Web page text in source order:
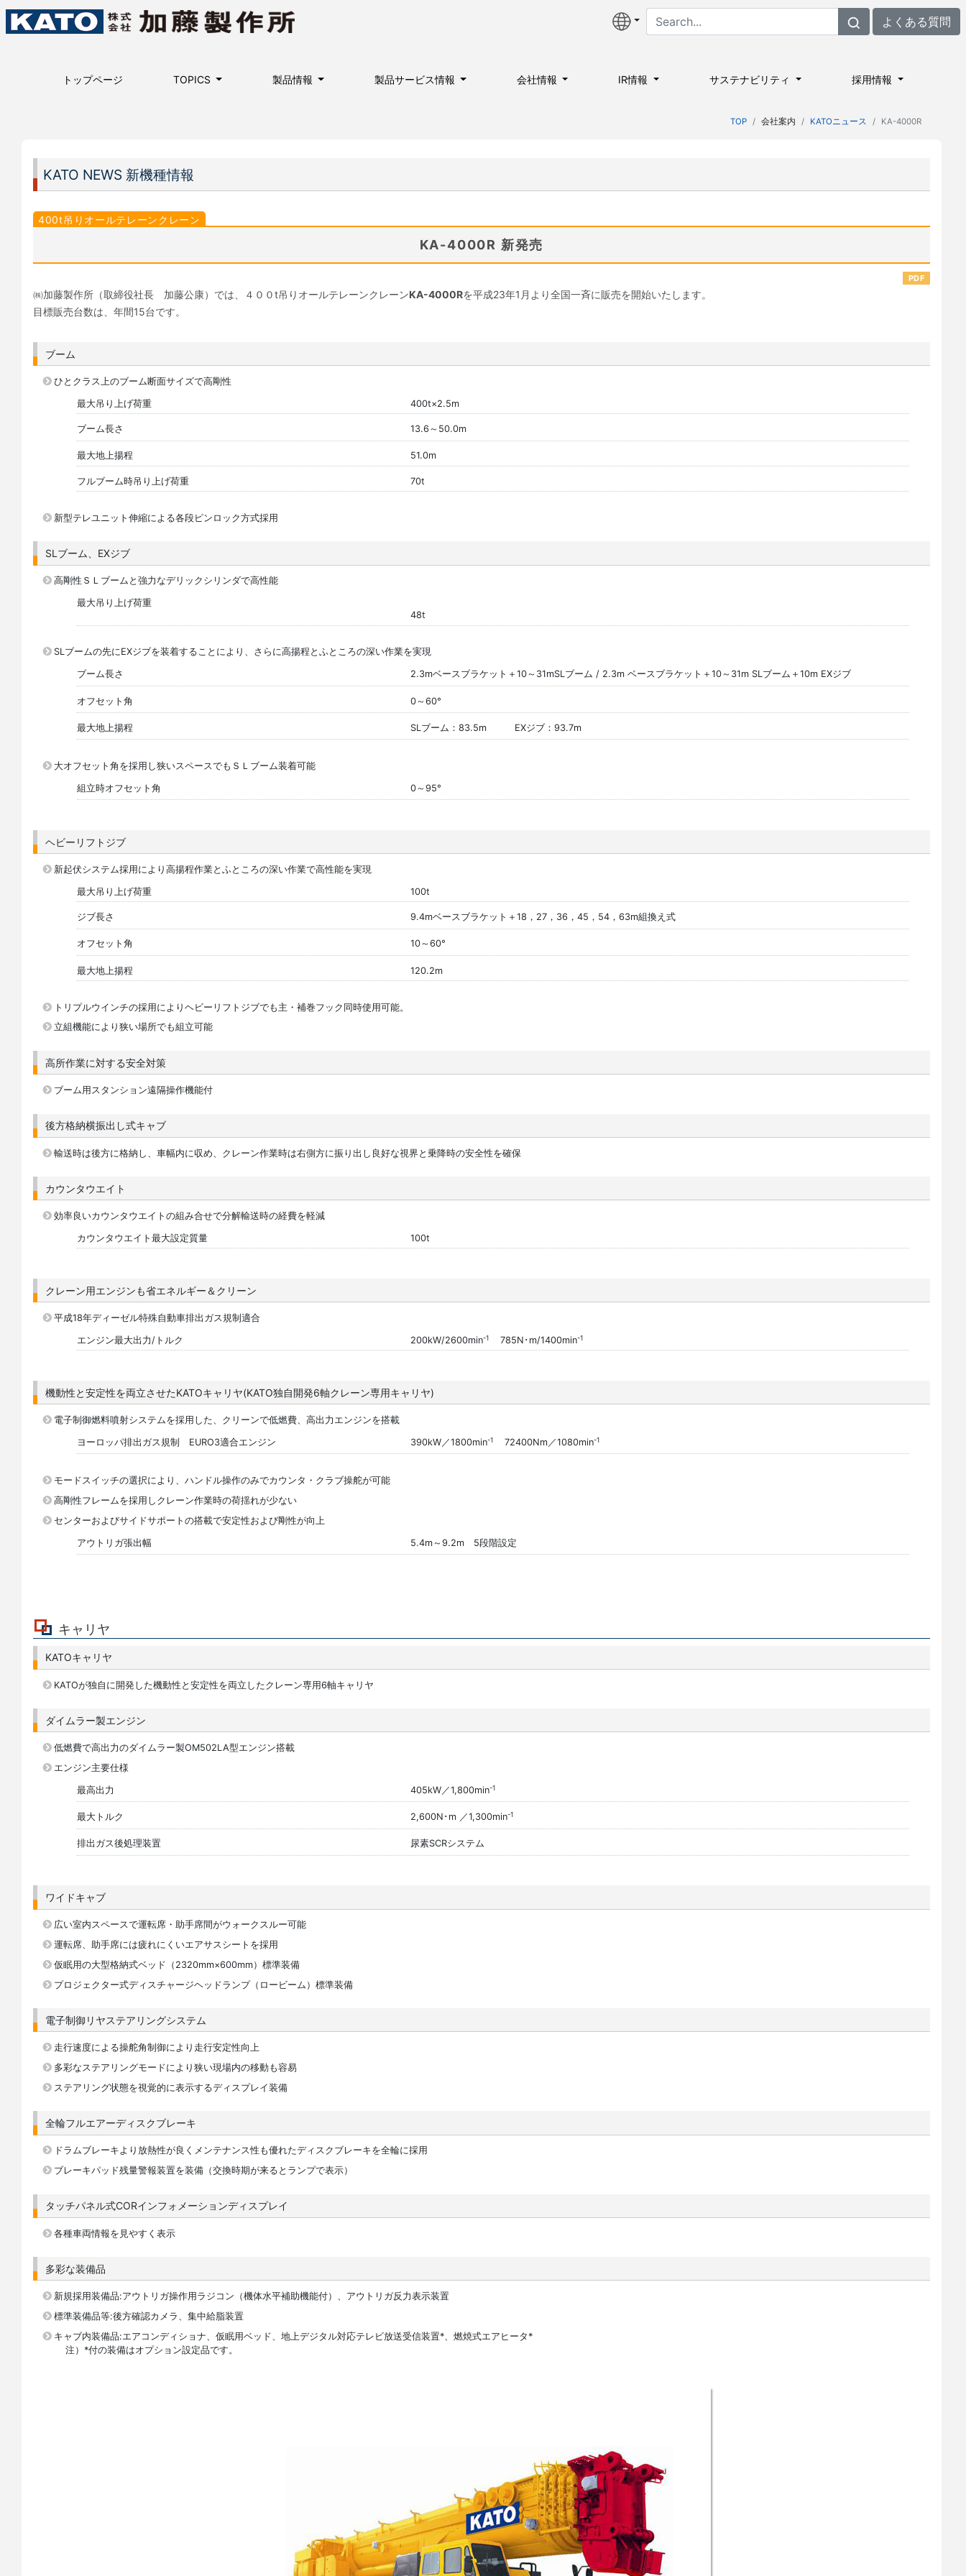
よくある質問
トップページ TOPICS 製品情報 製品サービス情報 会社情報 IR情報 サステナビリティ 採用情報
TOP 会社案内 KATOニュース KA-4000R
KATO NEWS 新機種情報
400t吊りオールテレーンクレーン
KA-4000R 新発売
PDF
㈱加藤製作所（取締役社長 加藤公康）では、４００t吊りオールテレーンクレーンKA-4000Rを平成23年1月より全国一斉に販売を開始いたします。
目標販売台数は、年間15台です。
ブーム
ひとクラス上のブーム断面サイズで高剛性
最大吊り上げ荷重 400t×2.5m
ブーム長さ 13.6～50.0m
最大地上揚程 51.0m
フルブーム時吊り上げ荷重 70t
新型テレユニット伸縮による各段ピンロック方式採用
SLブーム、EXジブ
高剛性ＳＬブームと強力なデリックシリンダで高性能
最大吊り上げ荷重
48t
SLブームの先にEXジブを装着することにより、さらに高揚程とふところの深い作業を実現
ブーム長さ 2.3mベースブラケット＋10～31mSLブーム / 2.3m ベースブラケット＋10～31m SLブーム＋10m EXジブ
オフセット角 0～60°
最大地上揚程 SLブーム：83.5m EXジブ：93.7m
大オフセット角を採用し狭いスペースでもＳＬブーム装着可能
組立時オフセット角 0～95°
ヘビーリフトジブ
新起伏システム採用により高揚程作業とふところの深い作業で高性能を実現
最大吊り上げ荷重 100t
ジブ長さ 9.4mベースブラケット＋18，27，36，45，54，63m組換え式
オフセット角 10～60°
最大地上揚程 120.2m
トリプルウインチの採用によりヘビーリフトジブでも主・補巻フック同時使用可能。
立組機能により狭い場所でも組立可能
高所作業に対する安全対策
ブーム用スタンション遠隔操作機能付
後方格納横振出し式キャブ
輸送時は後方に格納し、車幅内に収め、クレーン作業時は右側方に振り出し良好な視界と乗降時の安全性を確保
カウンタウエイト
効率良いカウンタウエイトの組み合せで分解輸送時の経費を軽減
カウンタウエイト最大設定質量 100t
クレーン用エンジンも省エネルギー＆クリーン
平成18年ディーゼル特殊自動車排出ガス規制適合
エンジン最大出力/トルク 200kW/2600min-1 785N･m/1400min-1
機動性と安定性を両立させたKATOキャリヤ(KATO独自開発6軸クレーン専用キャリヤ)
電子制御燃料噴射システムを採用した、クリーンで低燃費、高出力エンジンを搭載
ヨーロッパ排出ガス規制 EURO3適合エンジン 390kW／1800min-1 72400Nm／1080min-1
モードスイッチの選択により、ハンドル操作のみでカウンタ・クラブ操舵が可能
高剛性フレームを採用しクレーン作業時の荷揺れが少ない
センターおよびサイドサポートの搭載で安定性および剛性が向上
アウトリガ張出幅 5.4m～9.2m 5段階設定
キャリヤ
KATOキャリヤ
KATOが独自に開発した機動性と安定性を両立したクレーン専用6軸キャリヤ
ダイムラー製エンジン
低燃費で高出力のダイムラー製OM502LA型エンジン搭載
エンジン主要仕様
最高出力 405kW／1,800min-1
最大トルク 2,600N･m ／1,300min-1
排出ガス後処理装置 尿素SCRシステム
ワイドキャブ
広い室内スペースで運転席・助手席間がウォークスルー可能
運転席、助手席には疲れにくいエアサスシートを採用
仮眠用の大型格納式ベッド（2320mm×600mm）標準装備
プロジェクター式ディスチャージヘッドランプ（ロービーム）標準装備
電子制御リヤステアリングシステム
走行速度による操舵角制御により走行安定性向上
多彩なステアリングモードにより狭い現場内の移動も容易
ステアリング状態を視覚的に表示するディスプレイ装備
全輪フルエアーディスクブレーキ
ドラムブレーキより放熱性が良くメンテナンス性も優れたディスクブレーキを全輪に採用
ブレーキパッド残量警報装置を装備（交換時期が来るとランプで表示）
タッチパネル式CORインフォメーションディスプレイ
各種車両情報を見やすく表示
多彩な装備品
新規採用装備品:アウトリガ操作用ラジコン（機体水平補助機能付）、アウトリガ反力表示装置
標準装備品等:後方確認カメラ、集中給脂装置
キャブ内装備品:エアコンディショナ、仮眠用ベッド、地上デジタル対応テレビ放送受信装置*、燃焼式エアヒータ*
注）*付の装備はオプション設定品です。